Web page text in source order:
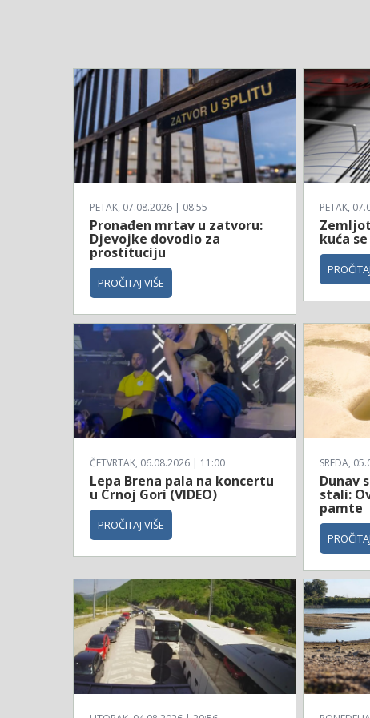
PETAK, 07.08.2026 | 08:55
Pronađen mrtav u zatvoru:
Djevojke dovodio za
prostituciju
PROČITAJ VIŠE
PETAK,
kuća
ČETVRTAK, 06.08.2026 | 11:00
Lepa Brena pala na koncertu
u Crnoj Gori (VIDEO)
PROČITAJ VIŠE
SREDA,
Dunav
stali:
pamte